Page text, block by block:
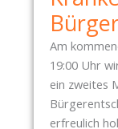
Am
19:00 Uhr
ein zweites
erfreulich